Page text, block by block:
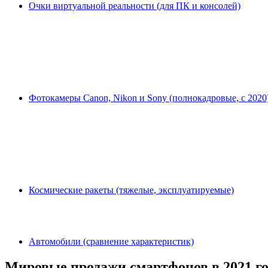
Очки виртуальной реальности (для ПК и консолей)
Фотокамеры Canon, Nikon и Sony (полнокадровые, с
Космические ракеты (тяжелые, эксплуатируемые)
Автомобили (сравнение характеристик)